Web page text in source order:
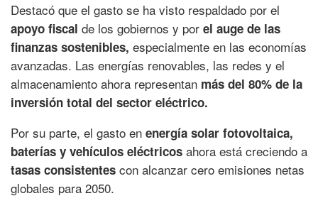
Destacó que el gasto se ha visto respaldado por el
apoyo fiscal de los gobiernos y por el auge de las
finanzas sostenibles, especialmente en las economías
avanzadas. Las energías renovables, las redes y el
almacenamiento ahora representan más del 80% de la
inversión total del sector eléctrico.
Por su parte, el gasto en energía solar fotovoltaica,
baterías y vehículos eléctricos ahora está creciendo a
tasas consistentes con alcanzar cero emisiones netas
globales para 2050.